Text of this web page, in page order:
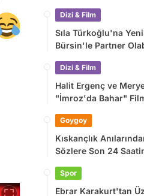
Dizi & Film
Sıla Türkoğlu'na
Bürsin'le Partner
Dizi & Film
Halit Ergenç ve
"İmroz'da Bahar"
Goygoy
Kıskançlık
Sözlere Son 24
Spor
Ebrar Karakurt'tan